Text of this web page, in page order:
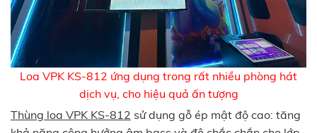
Loa VPK KS-812 ứng dụng trong rất nhiều phòng hát
dịch vụ, cho hiệu quả ấn tượng
Thùng loa VPK KS-812 sử dụng gỗ ép mật độ cao: tăng